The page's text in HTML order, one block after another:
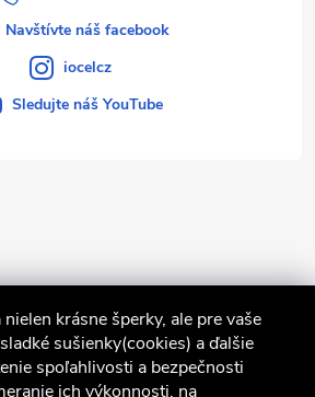
krásne šperky, ale pre vaše
sušienky(cookies) a ďalšie
spoľahlivosti a bezpečnosti
ich výkonnosti, na
Navštívte náš facebook
iocelcz
Sledujte náš YouTube